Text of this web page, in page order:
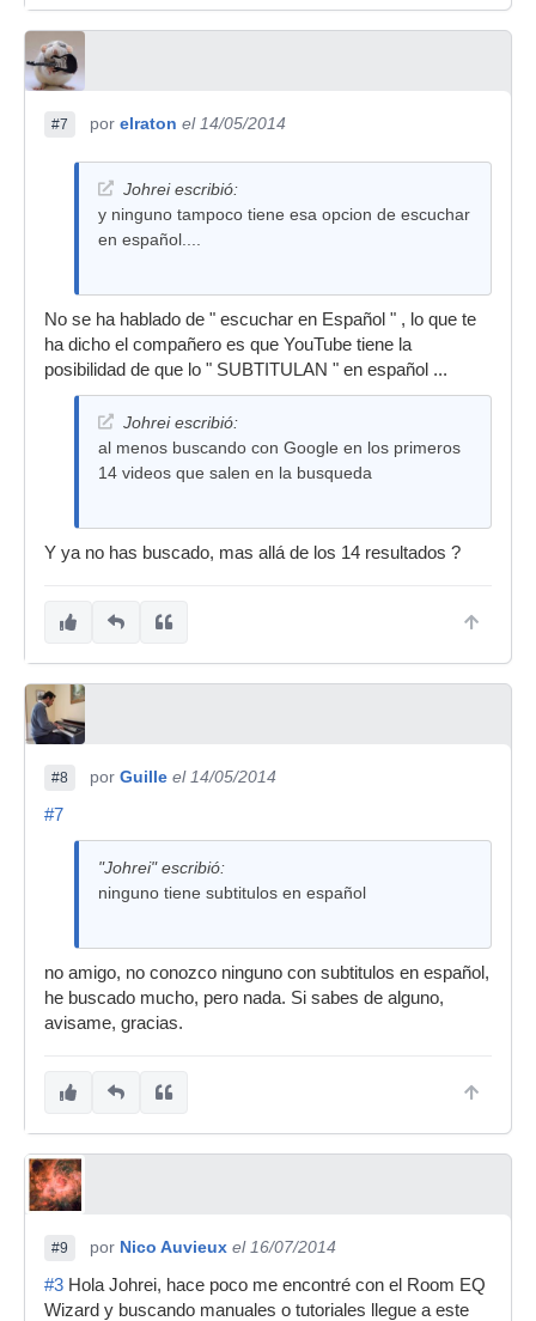
#7 por elraton el 14/05/2014
Johrei escribió:
y ninguno tampoco tiene esa opcion de escuchar
en español....
No se ha hablado de " escuchar en Español " , lo que te
ha dicho el compañero es que YouTube tiene la
posibilidad de que lo " SUBTITULAN " en español ...
Johrei escribió:
al menos buscando con Google en los primeros
14 videos que salen en la busqueda
Y ya no has buscado, mas allá de los 14 resultados ?
#8 por Guille el 14/05/2014
#7
"Johrei" escribió:
ninguno tiene subtitulos en español
no amigo, no conozco ninguno con subtitulos en español,
he buscado mucho, pero nada. Si sabes de alguno,
avisame, gracias.
#9 por Nico Auvieux el 16/07/2014
#3 Hola Johrei, hace poco me encontré con el Room EQ
Wizard y buscando manuales o tutoriales llegue a este